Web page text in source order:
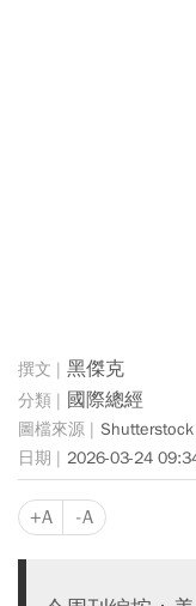
黑傑克
國際總經
Shutterstock
2026-03-24
+A -A